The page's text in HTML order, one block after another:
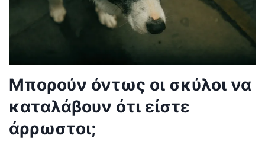
Μπορούν όντως οι σκύλοι να
καταλάβουν ότι είστε
άρρωστοι;